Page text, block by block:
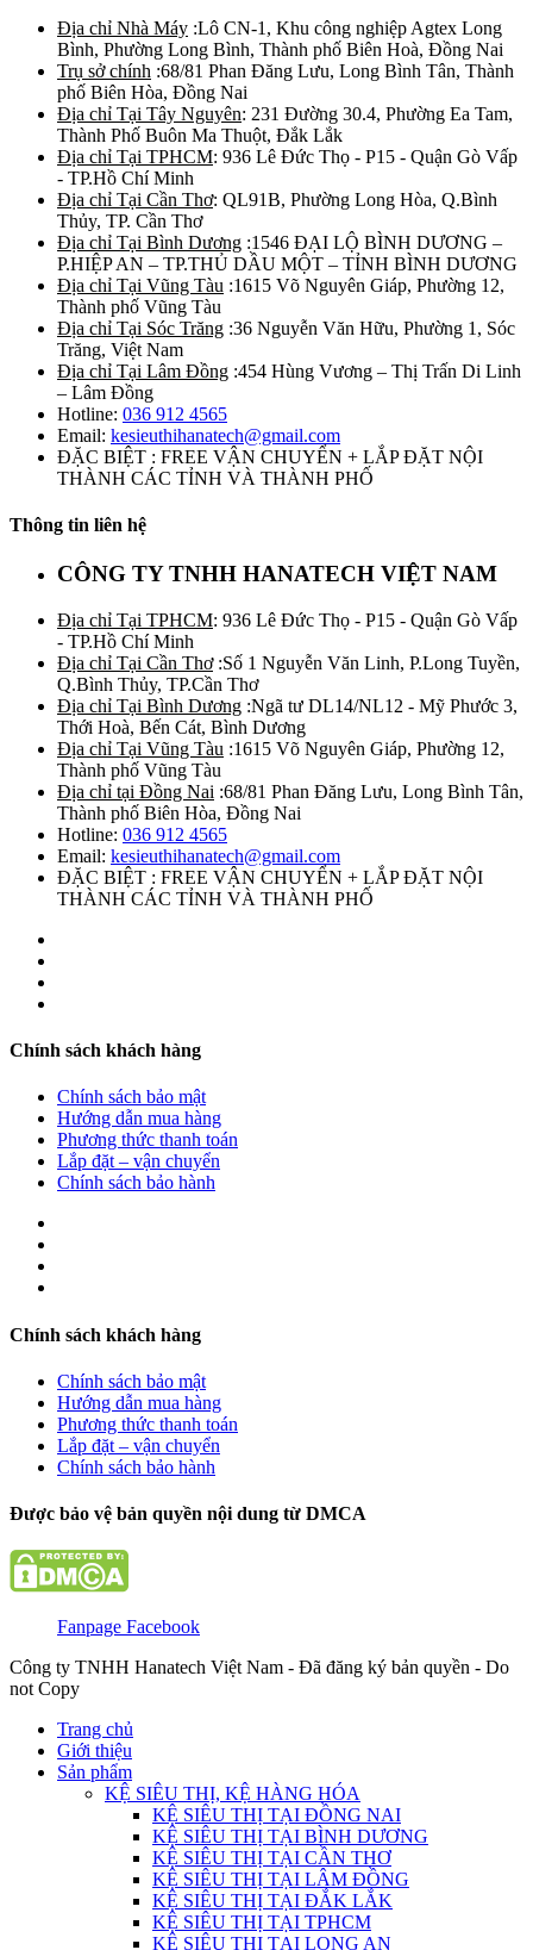
Địa chỉ Nhà Máy :Lô CN-1, Khu công nghiệp Agtex Long
Bình, Phường Long Bình, Thành phố Biên Hoà, Đồng Nai
Trụ sở chính :68/81 Phan Đăng Lưu, Long Bình Tân, Thành
phố Biên Hòa, Đồng Nai
Địa chỉ Tại Tây Nguyên: 231 Đường 30.4, Phường Ea Tam,
Thành Phố Buôn Ma Thuột, Đắk Lắk
Địa chỉ Tại TPHCM: 936 Lê Đức Thọ - P15 - Quận Gò Vấp
- TP.Hồ Chí Minh
Địa chỉ Tại Cần Thơ: QL91B, Phường Long Hòa, Q.Bình
Thủy, TP. Cần Thơ
Địa chỉ Tại Bình Dương :1546 ĐẠI LỘ BÌNH DƯƠNG –
P.HIỆP AN – TP.THỦ DẦU MỘT – TỈNH BÌNH DƯƠNG
Địa chỉ Tại Vũng Tàu :1615 Võ Nguyên Giáp, Phường 12,
Thành phố Vũng Tàu
Địa chỉ Tại Sóc Trăng :36 Nguyễn Văn Hữu, Phường 1, Sóc
Trăng, Việt Nam
Địa chỉ Tại Lâm Đồng :454 Hùng Vương – Thị Trấn Di Linh
– Lâm Đồng
Hotline: 036 912 4565
Email: kesieuthihanatech@gmail.com
ĐẶC BIỆT : FREE VẬN CHUYỂN + LẮP ĐẶT NỘI
THÀNH CÁC TỈNH VÀ THÀNH PHỐ
Thông tin liên hệ
CÔNG TY TNHH HANATECH VIỆT NAM
Địa chỉ Tại TPHCM: 936 Lê Đức Thọ - P15 - Quận Gò Vấp
- TP.Hồ Chí Minh
Địa chỉ Tại Cần Thơ:Số 1 Nguyễn Văn Linh, P.Long Tuyền,
Q.Bình Thủy, TP.Cần Thơ
Địa chỉ Tại Bình Dương :Ngã tư DL14/NL12 - Mỹ Phước 3,
Thới Hoà, Bến Cát, Bình Dương
Địa chỉ Tại Vũng Tàu :1615 Võ Nguyên Giáp, Phường 12,
Thành phố Vũng Tàu
Địa chỉ tại Đồng Nai :68/81 Phan Đăng Lưu, Long Bình Tân,
Thành phố Biên Hòa, Đồng Nai
Hotline: 036 912 4565
Email: kesieuthihanatech@gmail.com
ĐẶC BIỆT : FREE VẬN CHUYỂN + LẮP ĐẶT NỘI
THÀNH CÁC TỈNH VÀ THÀNH PHỐ
Chính sách khách hàng
Chính sách bảo mật
Hướng dẫn mua hàng
Phương thức thanh toán
Lắp đặt – vận chuyển
Chính sách bảo hành
Chính sách khách hàng
Chính sách bảo mật
Hướng dẫn mua hàng
Phương thức thanh toán
Lắp đặt – vận chuyển
Chính sách bảo hành
Được bảo vệ bản quyền nội dung từ DMCA
Fanpage Facebook
Công ty TNHH Hanatech Việt Nam - Đã đăng ký bản quyền - Do
not Copy
Trang chủ
Giới thiệu
Sản phẩm
KỆ SIÊU THỊ, KỆ HÀNG HÓA
KỆ SIÊU THỊ TẠI ĐỒNG NAI
KỆ SIÊU THỊ TẠI BÌNH DƯƠNG
KỆ SIÊU THỊ TẠI CẦN THƠ
KỆ SIÊU THỊ TẠI LÂM ĐỒNG
KỆ SIÊU THỊ TẠI ĐẮK LẮK
KỆ SIÊU THỊ TẠI TPHCM
KỆ SIÊU THỊ TẠI LONG AN